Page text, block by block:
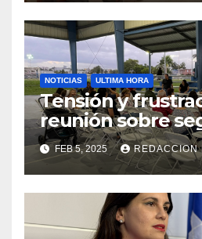
NOTICIAS ULTIMA HORA
Tensión y
reunión sobre
Reparto
FEB 5, 2025 REDACCION